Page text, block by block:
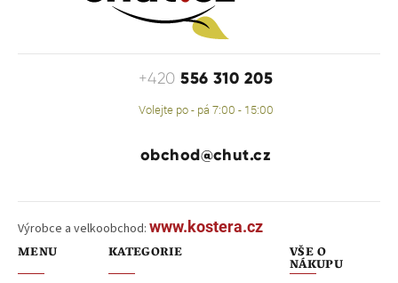
+420556 310 205
Volejte po - pá 7:00 - 15:00
obchod@chut.cz
Výrobce a velkoobchod: www.kostera.cz
MENU KATEGORIE VŠE O
NÁKUPU